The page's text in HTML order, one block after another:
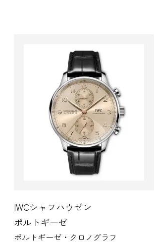
IWCシャフハウゼン
ポルトギーゼ
ポルトギーゼ・オートマティック 42